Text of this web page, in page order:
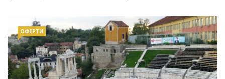
ОФЕРТИ